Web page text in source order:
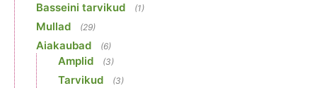
Basseini tarvikud (1)
Mullad (29)
Aiakaubad (6)
Amplid (3)
Tarvikud (3)